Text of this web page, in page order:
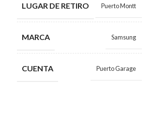
LUGAR DE RETIRO Puerto Montt
MARCA Samsung
CUENTA Puerto Garage